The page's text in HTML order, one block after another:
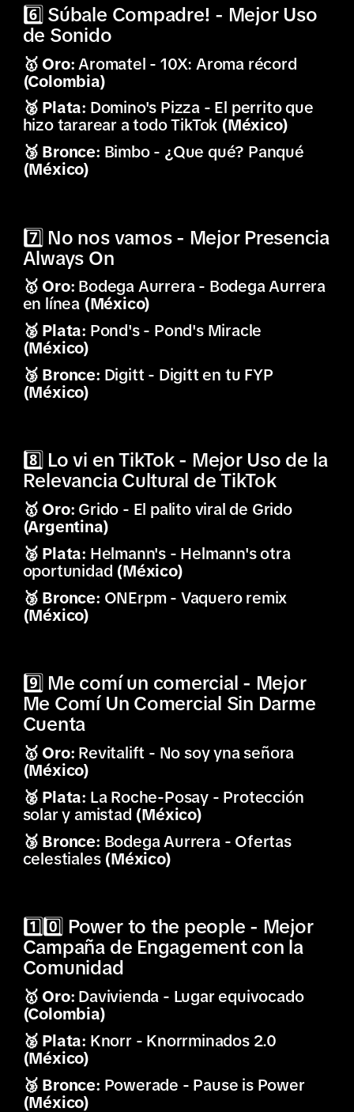
6️⃣ Súbale Compadre! - Mejor Uso
de Sonido
🥇 Oro: Aromatel - 10X: Aroma récord
(Colombia)
🥈 Plata: Domino's Pizza - El perrito que
hizo tararear a todo TikTok (México)
🥉 Bronce: Bimbo - ¿Que qué? Panqué
(México)
7️⃣ No nos vamos - Mejor Presencia
Always On
🥇 Oro: Bodega Aurrera - Bodega Aurrera
en línea (México)
🥈 Plata: Pond's - Pond's Miracle
(México)
🥉 Bronce: Digitt - Digitt en tu FYP
(México)
8️⃣ Lo vi en TikTok - Mejor Uso de la
Relevancia Cultural de TikTok
🥇 Oro: Grido - El palito viral de Grido
(Argentina)
🥈 Plata: Helmann's - Helmann's otra
oportunidad (México)
🥉 Bronce: ONErpm - Vaquero remix
(México)
9️⃣ Me comí un comercial - Mejor
Me Comí Un Comercial Sin Darme
Cuenta
🥇 Oro: Revitalift - No soy yna señora
(México)
🥈 Plata: La Roche-Posay - Protección
solar y amistad (México)
🥉 Bronce: Bodega Aurrera - Ofertas
celestiales(México)
1️⃣0️⃣ Power to the people - Mejor
Campaña de Engagement con la
Comunidad
🥇 Oro: Davivienda - Lugar equivocado
(Colombia)
🥈 Plata: Knorr - Knorrminados 2.0
(México)
🥉 Bronce: Powerade - Pause is Power
(México)